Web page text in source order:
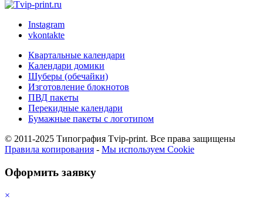
Instagram
vkontakte
Квартальные календари
Календари домики
Шуберы (обечайки)
Изготовление блокнотов
ПВД пакеты
Перекидные календари
Бумажные пакеты с логотипом
© 2011-2025 Типография Tvip-print. Все права защищены
Правила копирования - Мы используем Cookie
Оформить заявку
×